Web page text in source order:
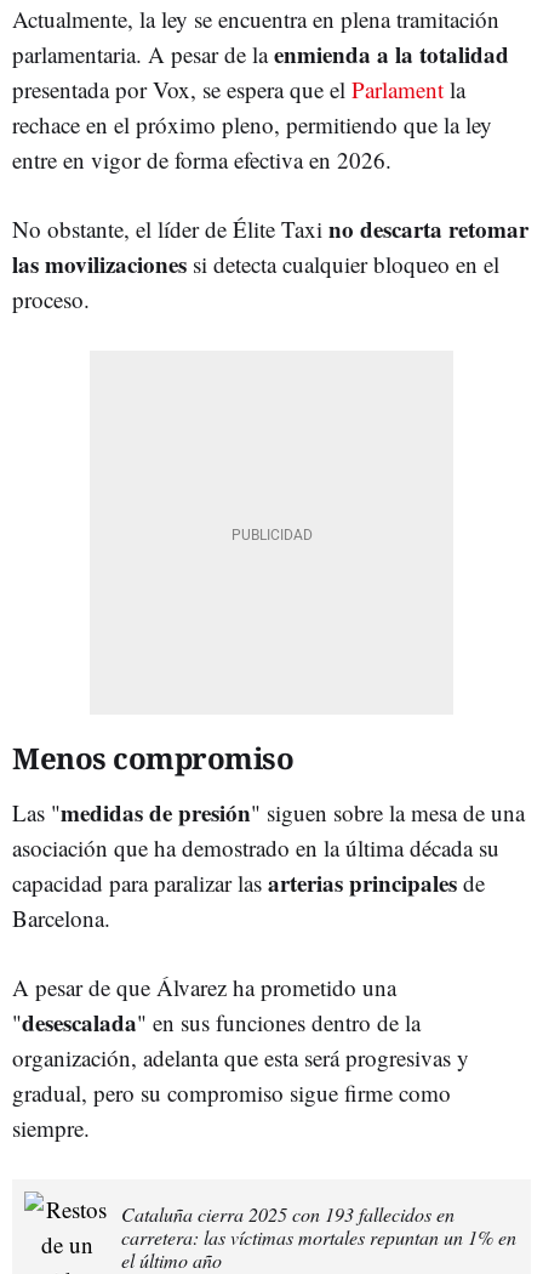
Actualmente, la ley se encuentra en plena tramitación
parlamentaria. A pesar de laenmienda a la totalidad
presentada por Vox, se espera que el Parlament la
rechace en el próximo pleno, permitiendo que la ley
entre en vigor de forma efectiva en 2026.
No obstante, el líder de Élite Taxi no descarta retomar
las movilizaciones si detecta cualquier bloqueo en el
proceso.
Menos compromiso
Las "medidas de presión" siguen sobre la mesa de una
asociación que ha demostrado en la última década su
capacidad para paralizar las arterias principales de
Barcelona.
A pesar de que Álvarez ha prometido una
"desescalada" en sus funciones dentro de la
organización, adelanta que esta será progresivas y
gradual, pero su compromiso sigue firme como
siempre.
Cataluña cierra 2025 con 193 fallecidos en
carretera: las víctimas mortales repuntan un 1% en
el último año